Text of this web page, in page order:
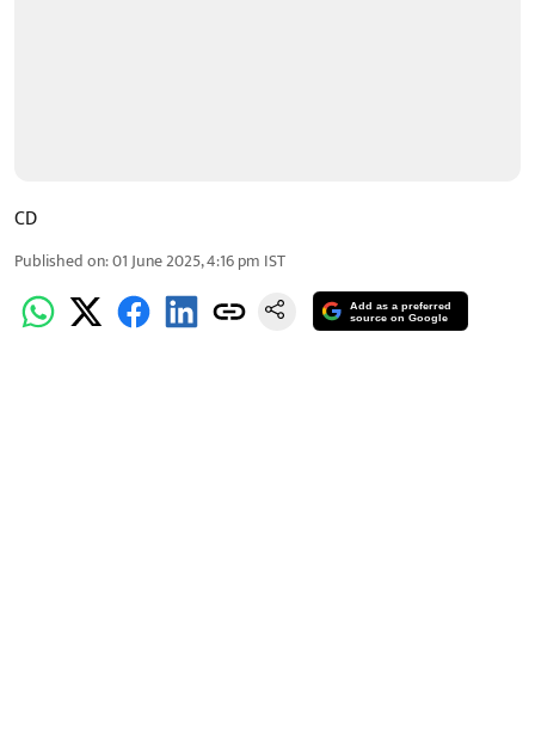
CD
Published on:01 June 2025, 4:16 pm IST
Add as a preferred
source on Google